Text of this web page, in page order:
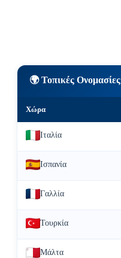
🌍 Τοπικές Ονομασίες
Χώρα
Ιταλία
Ισπανία
Γαλλία
Τουρκία
Μάλτα